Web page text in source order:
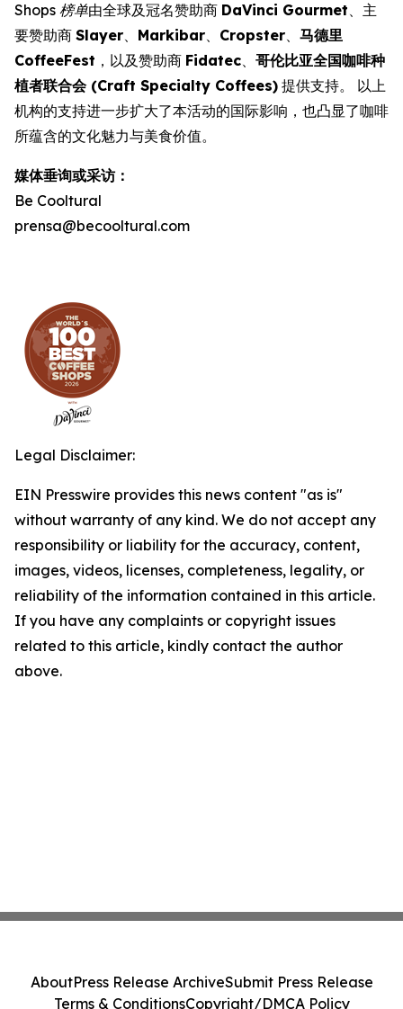
Shops 榜单由全球及冠名赞助商 DaVinci Gourmet、主
要赞助商 Slayer、 Markibar、 Cropster、 马德里
CoffeeFest ，以及赞助商 Fidatec、 哥伦比亚全国咖啡种
植者联合会 (Craft Specialty Coffees) 提供支持。 以上
机构的支持进一步扩大了本活动的国际影响，也凸显了咖啡
所蕴含的文化魅力与美食价值。
媒体垂询或采访：
Be Cooltural
prensa@becooltural.com
Legal Disclaimer:
EIN Presswire provides this news content "as is"
without warranty of any kind. We do not accept any
responsibility or liability for the accuracy, content,
images, videos, licenses, completeness, legality, or
reliability of the information contained in this article.
If you have any complaints or copyright issues
related to this article, kindly contact the author
above.
AboutPress Release ArchiveSubmit Press Release
Terms & ConditionsCopyright/DMCA Policy